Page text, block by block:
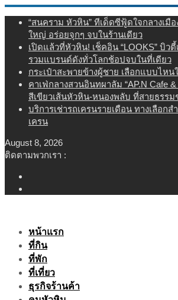
Skip
content
“สนคราม หัวหิน” ทีเด็ดซีฟู้ดใจกลางเมื
ใหญ่ อร่อยจุกๆ จบในร้านเดียว
เปิดแล้วที่หัวหิน! เช็คอิน “LOOKS” บิว
รวมแบรนด์ดังทั่วโลกช้อปจบในที่เดียว
กระเป๋าสะพายข้างผู้ชาย เลือกแบบไหน
คาเฟ่กลางสวนอินทผาลัม “AP.N Cafe
สีเขียวเส้นหัวหิน-หนองพลับ ที่สายธรร
บริการเช่ารถเครนรายเดือน ทางเลือก
เครน
August 8, 2026
ติดตามพวกเรา :
หน้าแรก
ที่กิน
ที่พัก
ที่เที่ยว
ธุรกิจร้านค้า